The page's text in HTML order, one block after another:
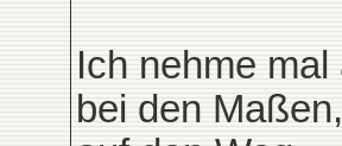
Ich nehme
bei den